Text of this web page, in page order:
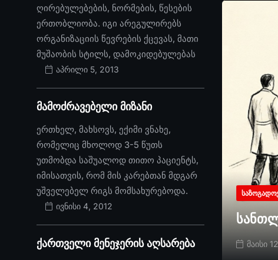
ღირებულებების, ნორმების, წესების
ერთობლიობა. იგი არეგულირებს
ორგანიზაციის წევრების ქცევას, მათი
მუშაობის სტილს, დამოკიდებულებას
აპრილი 5, 2013
მამოძრავებელი მიზანი
ერთხელ, მახსოვს, ექიმი ვნახე,
რომელიც მხოლოდ 3-5 წუთს
უთმობდა საშუალოდ თითო პაციენტს,
იმისათვის, რომ მის კარებთან მდგარ
უშველებელ რიგს მომსახურებოდა.
ივნისი 4, 2012
ქართველი მენეჯერის აღსარება მაისი